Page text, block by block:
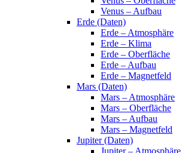
Venus – Aufbau
Erde (Daten)
Erde – Atmosphäre
Erde – Klima
Erde – Oberfläche
Erde – Aufbau
Erde – Magnetfeld
Mars (Daten)
Mars – Atmosphäre
Mars – Oberfläche
Mars – Aufbau
Mars – Magnetfeld
Jupiter (Daten)
Jupiter – Atmosphäre